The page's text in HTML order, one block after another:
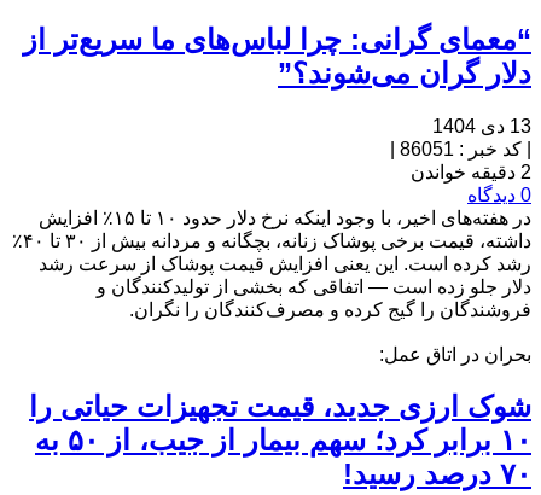
“معمای گرانی: چرا لباس‌های ما سریع‌تر از
دلار گران می‌شوند؟”
13 دی 1404
کد خبر : 86051
2 دقیقه خواندن
0 دیدگاه
در هفته‌های اخیر، با وجود اینکه نرخ دلار حدود ۱۰ تا ۱۵٪ افزایش
داشته، قیمت برخی پوشاک زنانه، بچگانه و مردانه بیش از ۳۰ تا ۴۰٪
رشد کرده است. این یعنی افزایش قیمت پوشاک از سرعت رشد
دلار جلو زده است — اتفاقی که بخشی از تولیدکنندگان و
فروشندگان را گیج کرده و مصرف‌کنندگان را نگران.
بحران در اتاق عمل:
شوک ارزی جدید، قیمت تجهیزات حیاتی را
۱۰ برابر کرد؛ سهم بیمار از جیب، از ۵۰ به
۷۰ درصد رسید!